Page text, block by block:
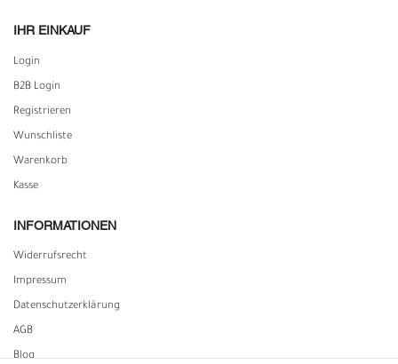
IHR EINKAUF
Login
B2B Login
Registrieren
Wunschliste
Warenkorb
Kasse
INFORMATIONEN
Widerrufs­recht
Impressum
Daten­schutz­erklärung
AGB
Blog